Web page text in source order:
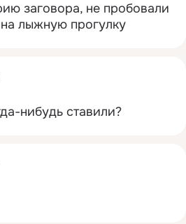
заговора, не пробовали
лыжную прогулку
нибудь ставили?